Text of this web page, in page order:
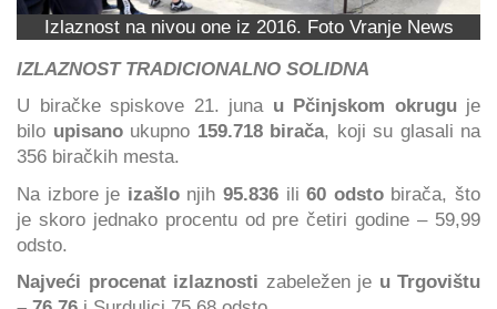
Izlaznost na nivou one iz 2016. Foto Vranje News
IZLAZNOST TRADICIONALNO SOLIDNA
U biračke spiskove 21. juna u Pčinjskom okruguje
bilo upisanoukupno 159.718 birača, koji su glasali na
356 biračkih mesta.
Na izbore je izašlo njih95.836 ili60 odstobirača, što
je skoro jednako procentu od pre četiri godine – 59,99
odsto.
Najveći procenat izlaznosti zabeležen je u Trgovištu